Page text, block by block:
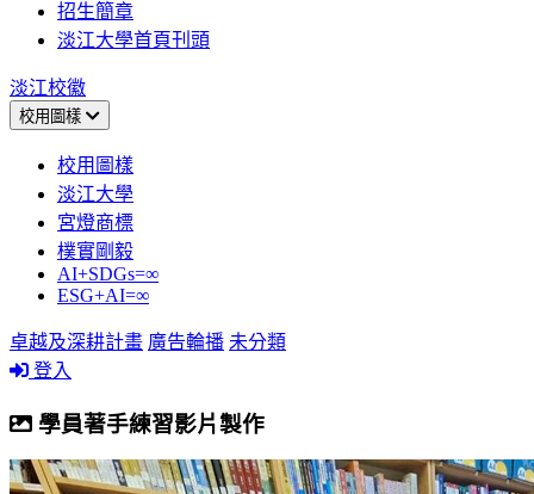
招生簡章
淡江大學首頁刊頭
淡江校徽
校用圖樣
校用圖樣
淡江大學
宮燈商標
樸實剛毅
AI+SDGs=∞
ESG+AI=∞
卓越及深耕計畫 廣告輪播 未分類
登入
學員著手練習影片製作